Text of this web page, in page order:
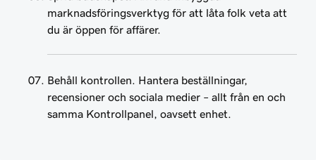
marknadsföringsverktyg för att låta folk veta att
du är öppen för affärer.
Behåll kontrollen. Hantera beställningar,
recensioner och sociala medier – allt från en och
samma Kontrollpanel, oavsett enhet.